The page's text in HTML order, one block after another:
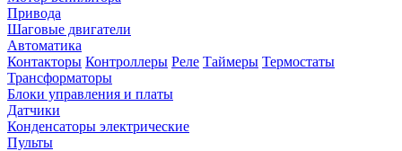
Привода
Шаговые двигатели
Автоматика
Контакторы Контроллеры Реле Таймеры Термостаты
Трансформаторы
Блоки управления и платы
Датчики
Конденсаторы электрические
Пульты